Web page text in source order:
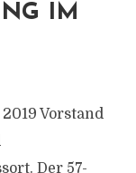
IM
Vorstand
Der 57-